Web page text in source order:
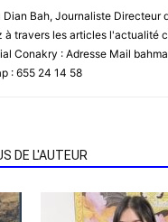
Dian Bah, Journaliste
à travers les articles l'actualité
Conakry : Adresse Mail
: 655 24 14 58
DE L'AUTEUR